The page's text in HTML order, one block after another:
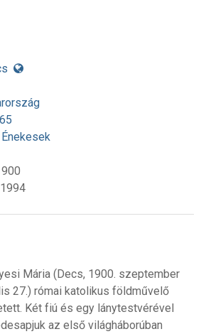
Énekesek
1994
Mária (Decs, 1900. szeptember
27.) római katolikus földművelő
Két fiú és egy lánytestvérével
az első világháborúban